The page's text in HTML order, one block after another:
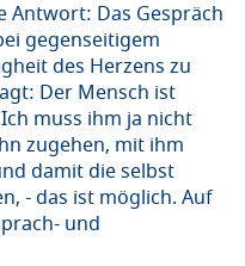
Antwort: Das Gespräch
gegenseitigem
des Herzens zu
Der Mensch ist
muss ihm ja nicht
zugehen, mit ihm
damit die selbst
- das ist möglich. Auf
und